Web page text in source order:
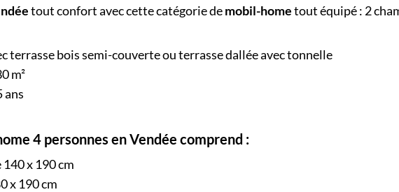
tout confort avec cette catégorie demobil-hometout équipé : 2
terrasse bois semi-couverte ou terrasse dallée avec tonnelle
m²
ans
4 personnes en Vendée comprend :
x 190 cm
x 190 cm